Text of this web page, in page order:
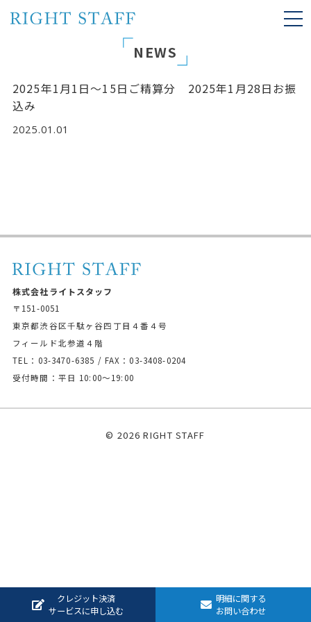
クレジット決済
サービスに申し込む
明細に関する
お問い合わせ
NEWS
2025年1月1日～15日ご精算分 2025年1月28日お振
込み
2025.01.01
株式会社ライトスタッフ
〒151-0051
東京都渋谷区千駄ヶ谷四丁目４番４号
フィールド北参道４階
TEL：03-3470-6385 / FAX：03-3408-0204
受付時間：平日 10:00〜19:00
© 2026 RIGHT STAFF